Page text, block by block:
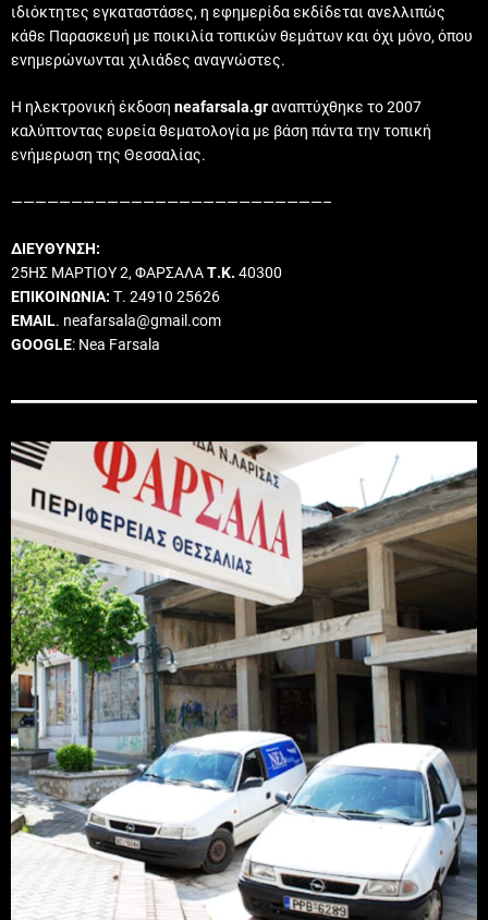
ιδιόκτητες εγκαταστάσες, η εφημερίδα εκδίδεται ανελλιπώς
κάθε Παρασκευή με ποικιλία τοπικών θεμάτων και όχι μόνο, όπου
ενημερώνωνται χιλιάδες αναγνώστες.
Η ηλεκτρονική έκδοση neafarsala.grαναπτύχθηκε το 2007
καλύπτοντας ευρεία θεματολογία με βάση πάντα την τοπική
ενήμερωση της Θεσσαλίας.
——————————————————————————–
ΔΙΕΥΘΥΝΣΗ:
25ΗΣ ΜΑΡΤΙΟΥ 2, ΦΑΡΣΑΛΑΤ.Κ. 40300
ΕΠΙΚΟΙΝΩΝΙΑ: Τ. 24910 25626
EMAIL. neafarsala@gmail.com
GOOGLE: Nea Farsala